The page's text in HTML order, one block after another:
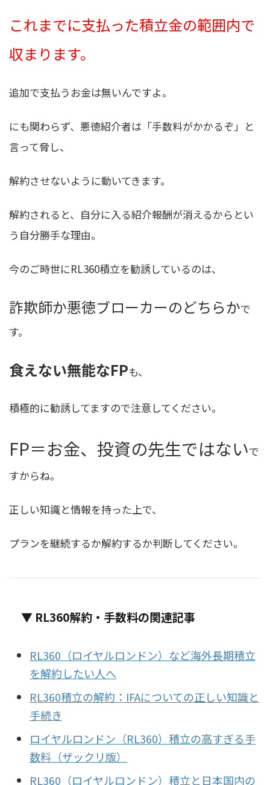
これまでに支払った積立金の範囲内で
収まります。
追加で支払うお金は無いんですよ。
にも関わらず、悪徳紹介者は「手数料がかかるぞ」と
言って脅し、
解約させないように動いてきます。
解約されると、自分に入る紹介報酬が消えるからとい
う自分勝手な理由。
今のご時世にRL360積立を勧誘しているのは、
詐欺師か悪徳ブローカーのどちらかで
す。
食えない無能なFPも、
積極的に勧誘してますので注意してください。
FP＝お金、投資の先生ではないで
すからね。
正しい知識と情報を持った上で、
プランを継続するか解約するか判断してください。
▼ RL360解約・手数料の関連記事
RL360（ロイヤルロンドン）など海外長期積立
を解約したい人へ
RL360積立の解約：IFAについての正しい知識と
手続き
ロイヤルロンドン（RL360）積立の高すぎる手
数料（ザックリ版）
RL360（ロイヤルロンドン）積立と日本国内の